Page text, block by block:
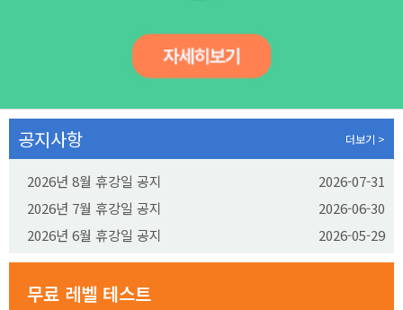
공지사항 더보기 >
2026년 8월 휴강일 공지
2026-07-31
2026년 7월 휴강일 공지
2026-06-30
2026년 6월 휴강일 공지
2026-05-29
무료 레벨 테스트